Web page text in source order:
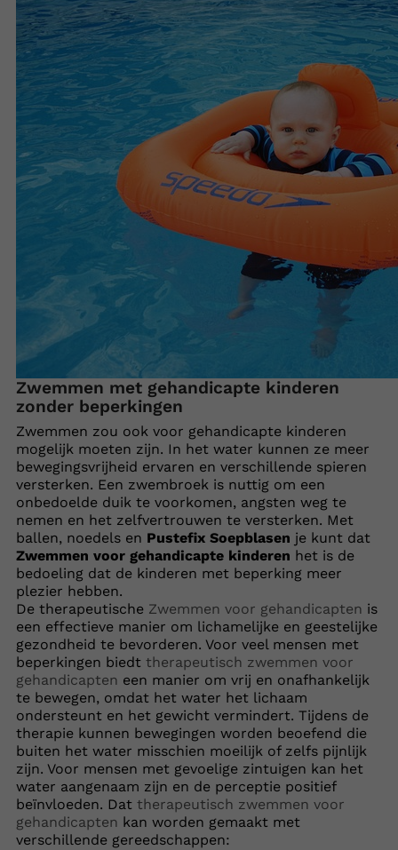
Zwemmen met gehandicapte kinderen
zonder beperkingen
Zwemmen zou ook voor gehandicapte kinderen
mogelijk moeten zijn. In het water kunnen ze meer
bewegingsvrijheid ervaren en verschillende spieren
versterken. Een zwembroek is nuttig om een
onbedoelde duik te voorkomen, angsten weg te
nemen en het zelfvertrouwen te versterken. Met
ballen, noedels en Pustefix Soepblasen je kunt dat
Zwemmen voor gehandicapte kinderen het is de
bedoeling dat de kinderen met beperking meer
plezier hebben.
De therapeutische Zwemmen voor gehandicapten is
een effectieve manier om lichamelijke en geestelijke
gezondheid te bevorderen. Voor veel mensen met
beperkingen biedt therapeutisch zwemmen voor
gehandicapten een manier om vrij en onafhankelijk
te bewegen, omdat het water het lichaam
ondersteunt en het gewicht vermindert. Tijdens de
therapie kunnen bewegingen worden beoefend die
buiten het water misschien moeilijk of zelfs pijnlijk
zijn. Voor mensen met gevoelige zintuigen kan het
water aangenaam zijn en de perceptie positief
beïnvloeden. Dat therapeutisch zwemmen voor
gehandicapten kan worden gemaakt met
verschillende gereedschappen: